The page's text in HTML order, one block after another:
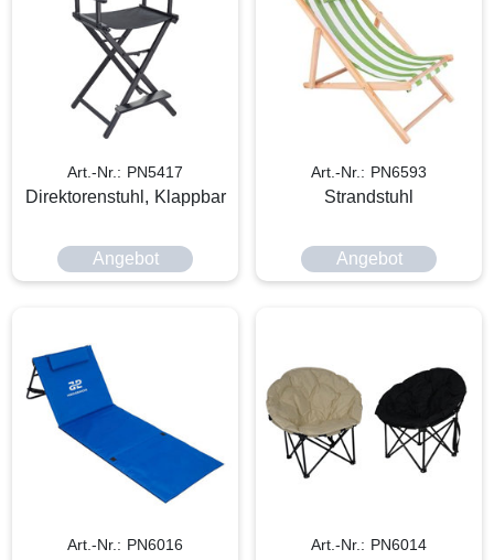
Art.-Nr.: PN5417
Direktorenstuhl, Klappbar
Angebot
Art.-Nr.: PN6593
Strandstuhl
Angebot
Art.-Nr.: PN6016 Art.-Nr.: PN6014